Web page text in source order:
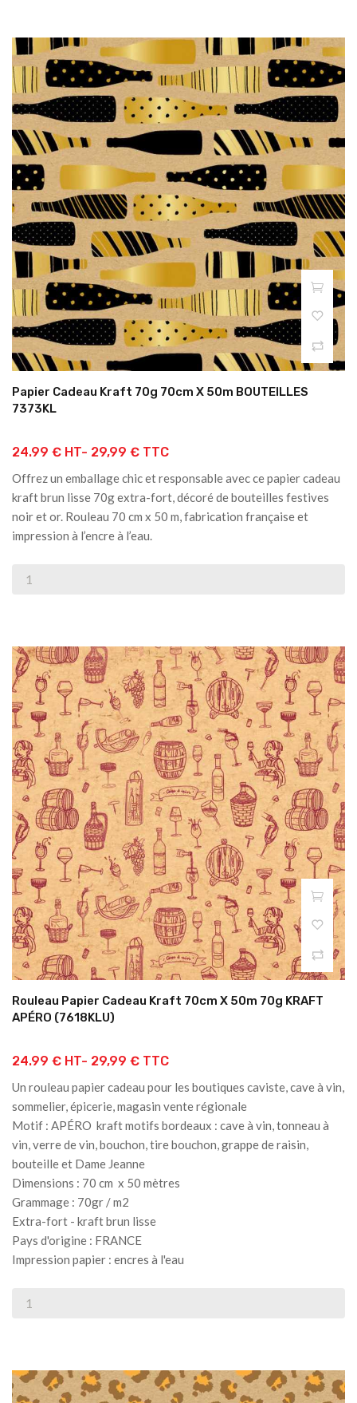
Papier Cadeau Kraft 70g 70cm X 50m BOUTEILLES
7373KL
24.99 € HT- 29,99 € TTC
Offrez un emballage chic et responsable avec ce papier cadeau
kraft brun lisse 70g extra-fort, décoré de bouteilles festives
noir et or. Rouleau 70 cm x 50 m, fabrication française et
impression à l’encre à l’eau.
Rouleau Papier Cadeau Kraft 70cm X 50m 70g KRAFT
APÉRO (7618KLU)
24.99 € HT- 29,99 € TTC
Un rouleau papier cadeau pour les boutiques caviste, cave à vin,
sommelier, épicerie, magasin vente régionale
Motif : APÉRO kraft motifs bordeaux : cave à vin, tonneau à
vin, verre de vin, bouchon, tire bouchon, grappe de raisin,
bouteille et Dame Jeanne
Dimensions : 70 cm x 50 mètres
Grammage : 70gr / m2
Extra-fort - kraft brun lisse
Pays d'origine : FRANCE
Impression papier : encres à l'eau